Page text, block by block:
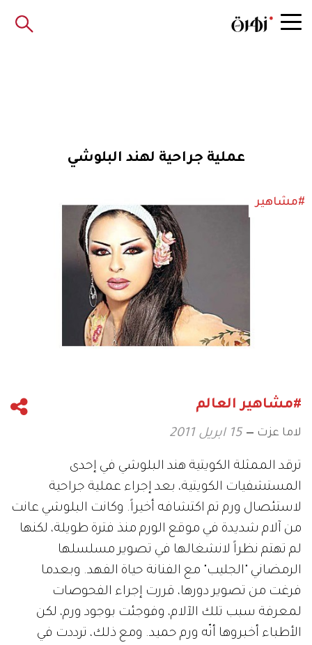
عملية جراحية لهند البلوشي
#مشاهير
#مشاهير العالم
لاما عزت 15 ابريل 2011
ترقد الممثلة الكويتية هند البلوشي في إحدى
المستشفيات الكويتية، بعد إجراء عملية جراحية
لاستئصال ورم تم اكتشافه أخيراً. وكانت البلوشي عانت
من آلام شديدة في موقع الورم منذ فترة طويلة، لكنها
لم تهتم نظراً لانشغالها في تصوير مسلسلها
الرمضاني "الجليب" مع الفنانة حياة الفهد. وبعدما
فرغت من تصوير دورها، قررت إجراء الفحوصات
لمعرفة سبب تلك الآلام، وفوجئت بوجود ورم، لكن
الأطباء أخبروها أنّه ورم حميد. ومع ذلك، ترددت في